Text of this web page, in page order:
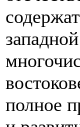
полное